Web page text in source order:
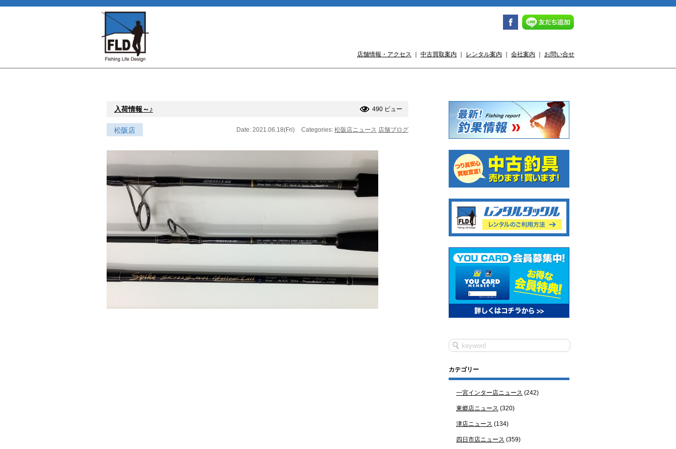
店舗情報・アクセス 中古買取案内 レンタル案内 会社案内 お問い合せ
入荷情報～♪ 490 ビュー
松阪店 Date: 2021.06.18(Fri) Categories: 松阪店ニュース 店舗ブログ
カテゴリー
一宮インター店ニュース (242)
東郷店ニュース (320)
津店ニュース (134)
四日市店ニュース (359)